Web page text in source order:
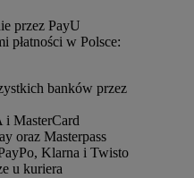
przez PayU
płatności w Polsce:
banków przez
i MasterCard
oraz Masterpass
Klarna i Twisto
u kuriera